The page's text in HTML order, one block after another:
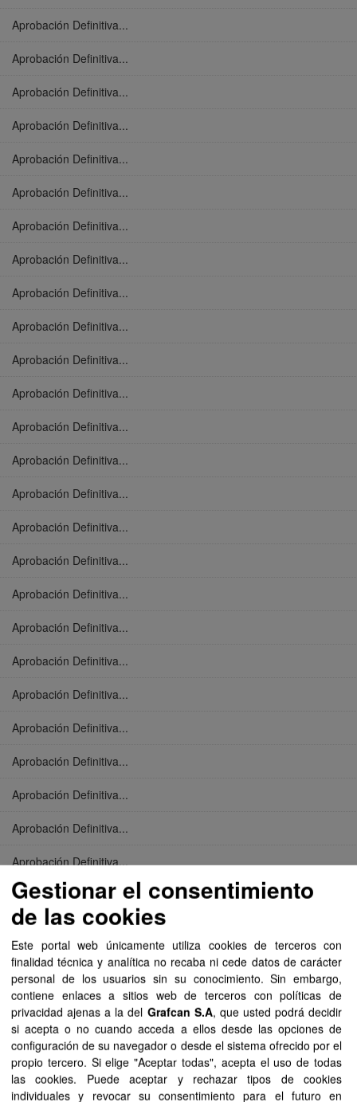
Aprobación Definitiva...
Aprobación Definitiva...
Aprobación Definitiva...
Aprobación Definitiva...
Aprobación Definitiva...
Aprobación Definitiva...
Aprobación Definitiva...
Aprobación Definitiva...
Aprobación Definitiva...
Aprobación Definitiva...
Aprobación Definitiva...
Aprobación Definitiva...
Aprobación Definitiva...
Aprobación Definitiva...
Aprobación Definitiva...
Aprobación Definitiva...
Aprobación Definitiva...
Aprobación Definitiva...
Aprobación Definitiva...
Aprobación Definitiva...
Aprobación Definitiva...
Aprobación Definitiva...
Aprobación Definitiva...
Aprobación Definitiva...
Aprobación Definitiva...
Aprobación Definitiva...
Aprobación Definitiva...
Aprobación Definitiva...
Aprobación Definitiva...
Aprobación Definitiva...
Aprobación Definitiva...
Aprobación Definitiva...
Aprobación Definitiva...
Gestionar el consentimiento
de las cookies
Este portal web únicamente utiliza cookies de terceros con
finalidad técnica y analítica no recaba ni cede datos de carácter
personal de los usuarios sin su conocimiento. Sin embargo,
contiene enlaces a sitios web de terceros con políticas de
privacidad ajenas a la del Grafcan S.A, que usted podrá decidir
si acepta o no cuando acceda a ellos desde las opciones de
configuración de su navegador o desde el sistema ofrecido por el
propio tercero. Si elige "Aceptar todas", acepta el uso de todas
las cookies. Puede aceptar y rechazar tipos de cookies
individuales y revocar su consentimiento para el futuro en